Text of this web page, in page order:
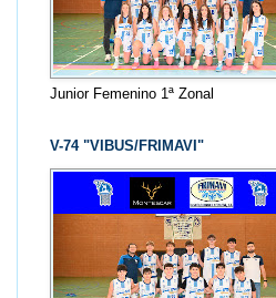
Junior Femenino 1ª Zonal
V-74 "VIBUS/FRIMAVI"